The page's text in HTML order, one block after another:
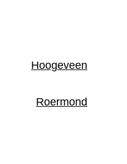
Hoogeveen
Roermond